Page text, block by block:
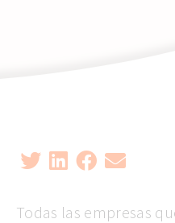
Todas las empresas